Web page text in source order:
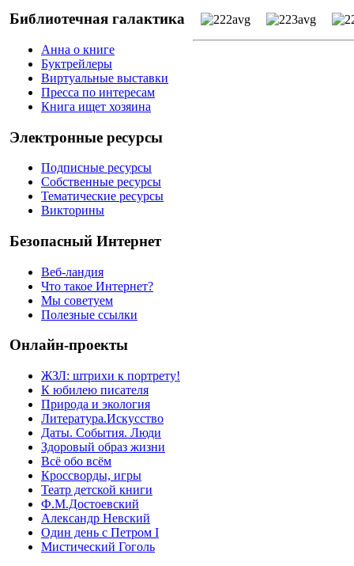
Библиотечная галактика
Анна о книге
Буктрейлеры
Виртуальные выставки
Пресса по интересам
Книга ищет хозяина
Электронные ресурсы
Подписные ресурсы
Собственные ресурсы
Тематические ресурсы
Викторины
Безопасный Интернет
Веб-ландия
Что такое Интернет?
Мы советуем
Полезные ссылки
Онлайн-проекты
ЖЗЛ: штрихи к портрету!
К юбилею писателя
Природа и экология
Литература.Искусство
Даты. События. Люди
Здоровый образ жизни
Всё обо всём
Кроссворды, игры
Театр детской книги
Ф.М.Достоевский
Александр Невский
Один день с Петром I
Мистический Гоголь